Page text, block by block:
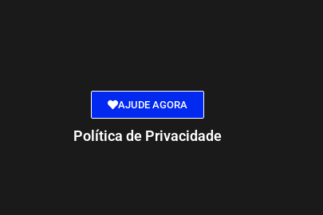
AJUDE AGORA
Política de Privacidade